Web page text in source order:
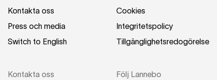
Kontakta oss
Press och media
Switch to English
Cookies
Integritetspolicy
Tillgänglighetsredogörelse
Kontakta oss Följ Lannebo